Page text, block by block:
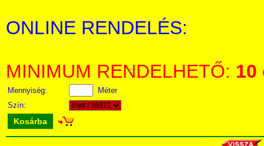
ONLINE RENDELÉS:
MINIMUM RENDELHETŐ: 10
Mennyiség:
Méter
Szín:
Kosárba